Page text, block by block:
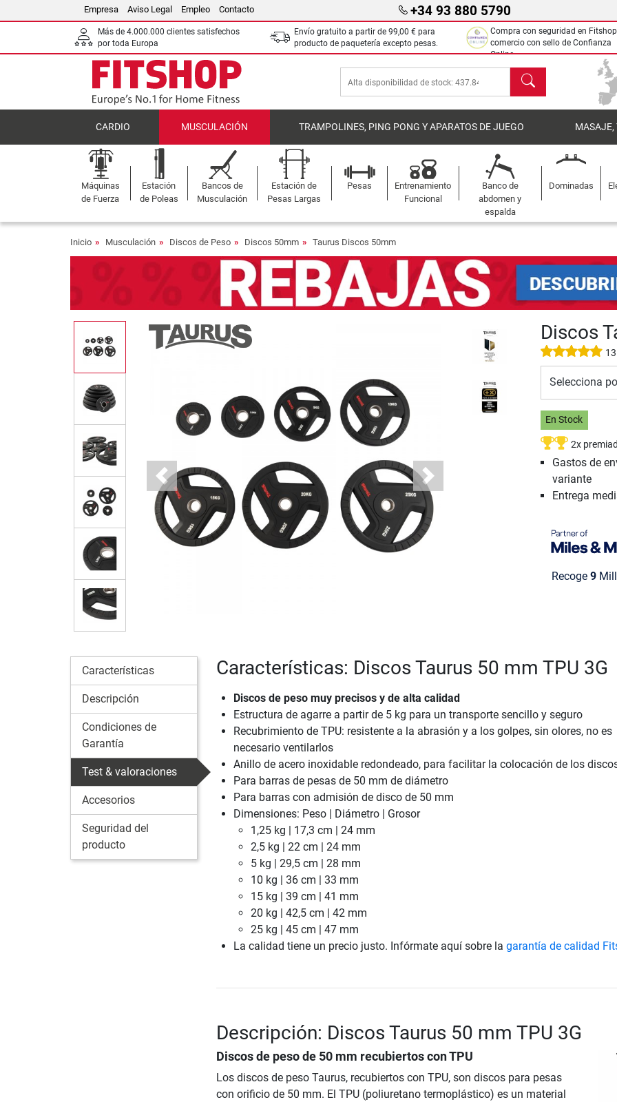
Empresa Aviso Legal Empleo Contacto +34 93 880 5790
Más de 4.000.000 clientes satisfechos
por toda Europa
Envío gratuito a partir de 99,00 € para
producto de paquetería excepto pesas.
Compra con seguridad en
comercio con sello de Confianza
Online.
Buscar
CARDIO MUSCULACIÓN TRAMPOLINES, PING PONG Y APARATOS DE JUEGO MASAJE,
Máquinas
de Fuerza
Estación
de Poleas
Bancos de
Musculación
Estación de
Pesas Largas
Pesas
Entrenamiento
Funcional
Banco de
abdomen y
espalda
Dominadas
Inicio Musculación Discos de Peso Discos 50mm Taurus Discos 50mm
Previous Next
Discos
Selecciona
En Stock
2x
Gastos de
variante
Entrega
Recoge 9
Características
Descripción
Condiciones de
Garantía
Test & valoraciones
Accesorios
Seguridad del
producto
Características: Discos Taurus 50 mm TPU 3G
Discos de peso muy precisos y de alta calidad
Estructura de agarre a partir de 5 kg para un transporte sencillo y seguro
Recubrimiento de TPU: resistente a la abrasión y a los golpes, sin olores, no es
necesario ventilarlos
Anillo de acero inoxidable redondeado, para facilitar la colocación de los
Para barras de pesas de 50 mm de diámetro
Para barras con admisión de disco de 50 mm
Dimensiones: Peso | Diámetro | Grosor
1,25 kg | 17,3 cm | 24 mm
2,5 kg | 22 cm | 24 mm
5 kg | 29,5 cm | 28 mm
10 kg | 36 cm | 33 mm
15 kg | 39 cm | 41 mm
20 kg | 42,5 cm | 42 mm
25 kg | 45 cm | 47 mm
La calidad tiene un precio justo. Infórmate aquí sobre la garantía de calidad
Descripción: Discos Taurus 50 mm TPU 3G
Discos de peso de 50 mm recubiertos con TPU
Los discos de peso Taurus, recubiertos con TPU, son discos para pesas
con orificio de 50 mm. El TPU (poliuretano termoplástico) es un material